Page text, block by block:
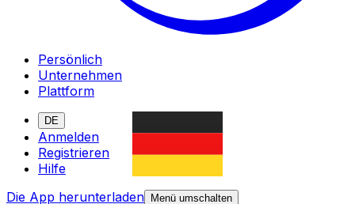
Persönlich
Unternehmen
Plattform
DE
Anmelden
Registrieren
Hilfe
Die App herunterladen
Menü umschalten